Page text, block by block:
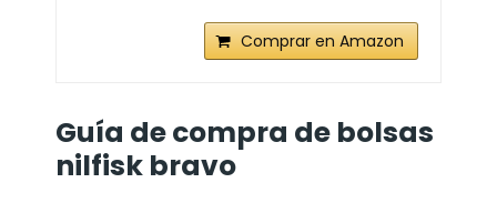
Comprar en Amazon
Guía de compra de bolsas
nilfisk bravo